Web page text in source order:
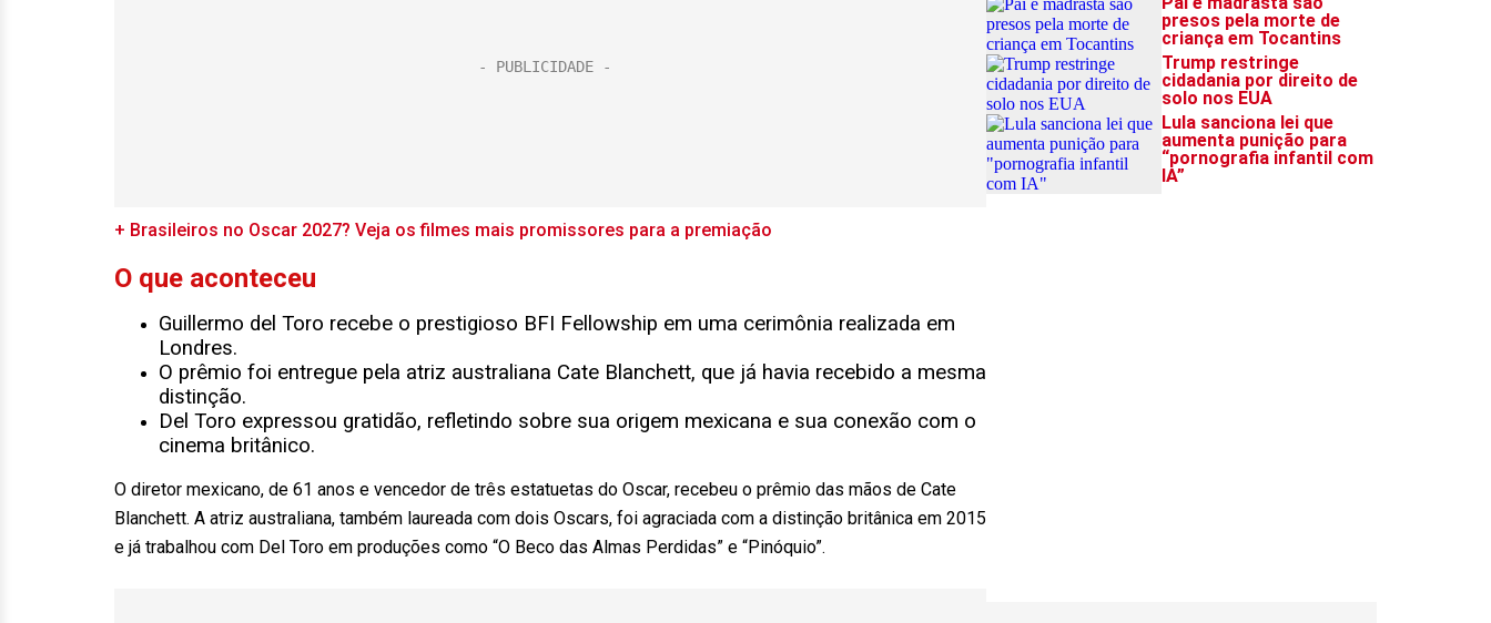
+ Brasileiros no Oscar 2027? Veja os filmes mais promissores para a premiação
O que aconteceu
Guillermo del Toro recebe o prestigioso BFI Fellowship em uma cerimônia realizada em
Londres.
O prêmio foi entregue pela atriz australiana Cate Blanchett, que já havia recebido a mesma
distinção.
Del Toro expressou gratidão, refletindo sobre sua origem mexicana e sua conexão com o
cinema britânico.
O diretor mexicano, de 61 anos e vencedor de três estatuetas do Oscar, recebeu o prêmio das mãos de Cate
Blanchett. A atriz australiana, também laureada com dois Oscars, foi agraciada com a distinção britânica em 2015
e já trabalhou com Del Toro em produções como “O Beco das Almas Perdidas” e “Pinóquio”.